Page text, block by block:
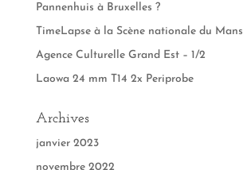
Pannenhuis à Bruxelles ?
TimeLapse à la Scène nationale du Mans
Agence Culturelle Grand Est – 1/2
Laowa 24 mm T14 2x Periprobe
Archives
janvier 2023
novembre 2022